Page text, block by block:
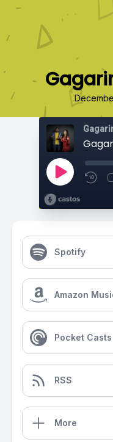
Spotify
Amazon
Pocket Casts
RSS
More